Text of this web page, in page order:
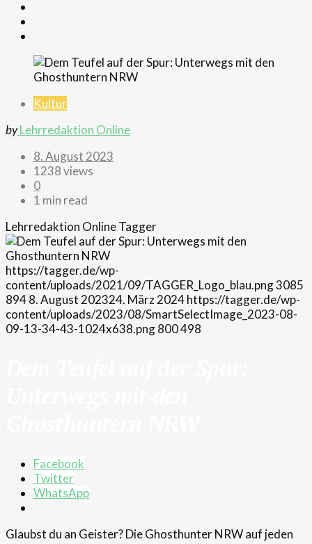
Kultur
byLehrredaktion Online
8. August 2023
1238 views
0
1 min read
Lehrredaktion OnlineTagger
https://tagger.de/wp-
content/uploads/2021/09/TAGGER_Logo_blau.png3085
8948. August 202324. März 2024https://tagger.de/wp-
content/uploads/2023/08/SmartSelectImage_2023-08-
09-13-34-43-1024x638.png800498
Facebook
Twitter
WhatsApp
Glaubst du an Geister? Die Ghosthunter NRW auf jeden